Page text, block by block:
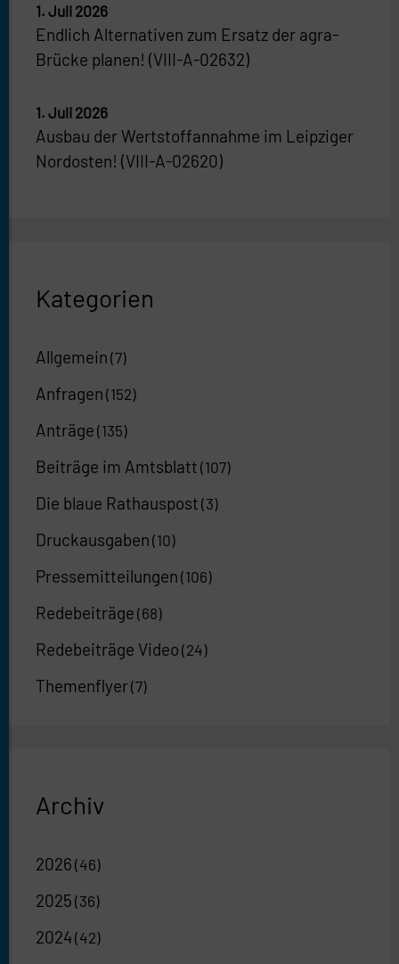
Endlich Alternativen zum Ersatz der agra-
Brücke planen! (VIII-A-02632)
1. Juli 2026
Ausbau der Wertstoffannahme im Leipziger
Nordosten! (VIII-A-02620)
1. Juli 2026
Kategorien
Allgemein (7)
Anfragen (152)
Anträge (135)
Beiträge im Amtsblatt (107)
Die blaue Rathauspost (3)
Druckausgaben (10)
Pressemitteilungen (106)
Redebeiträge (68)
Redebeiträge Video (24)
Themenflyer(7)
Archiv
2026 (46)
2025 (36)
2024 (42)